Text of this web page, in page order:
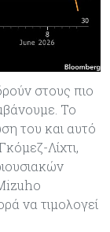
στους πιο
Το
του και αυτό
Λίχτι,
να τιμολογεί